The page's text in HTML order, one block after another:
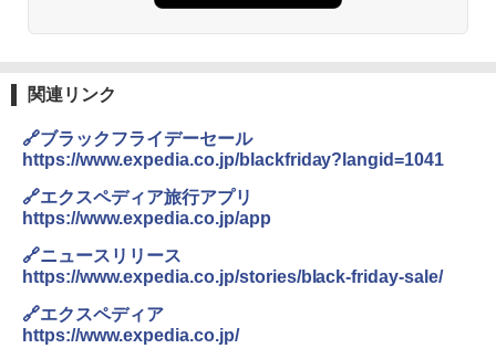
地球の歩き方 スター・ウォーズ
A26 地球の歩き方 チェコ ポーランド スロヴ
ァキア 2026～2027 地球の歩き方A ヨーロッ
パ
￥2,277
解く (講談社現代新書)
易 トイレテント (ブラック)
テント ワンタッチ RENEW 幅200 2-3人用 43
500002(88859)
￥5,999
[キャンパーズコレクション 山善] 傘みたいに
広げるだけ パッとサッとテント ブラックコ
ーティング フルクローズ メッシュ 3-4人用
ュ(BC仕様) PATC-150B(EB)
DEWEL パラソル 大型 ビーチ アウトドアパ
￥6,459
熊撃退スプレー 熊よけスプレー 熊スプレー
【日本企業販売】超強力クマ対策スプレー 30
秒）射程5～10m 安全ロック搭載 携帯収納袋
付き ヒグマ・イノシシ対策 自治体・教育機
関の購入実績 登山・キャンプ・アウトドア・
送
関連リンク
🔗ブラックフライデーセール
https://www.expedia.co.jp/blackfriday?langid=1041
🔗エクスペディア旅行アプリ
https://www.expedia.co.jp/app
🔗ニュースリリース
https://www.expedia.co.jp/stories/black-friday-sale/
🔗エクスペディア
https://www.expedia.co.jp/